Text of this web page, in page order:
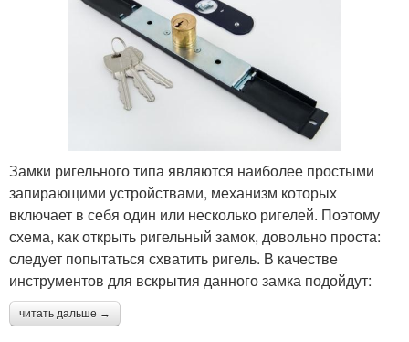
Замки ригельного типа являются наиболее простыми
запирающими устройствами, механизм которых
включает в себя один или несколько ригелей. Поэтому
схема, как открыть ригельный замок, довольно проста:
следует попытаться схватить ригель. В качестве
инструментов для вскрытия данного замка подойдут:
читать дальше →